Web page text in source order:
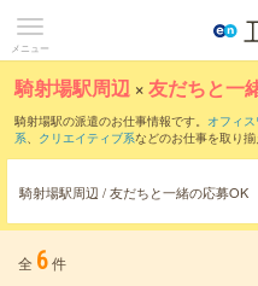
メニュー
騎射場駅周辺 ×友だちと一
騎射場駅の派遣のお仕事情報です。 オフィ
系、 クリエイティブ系などのお仕事を取り
騎射場駅周辺 / 友だちと一緒の応募OK
全 6件